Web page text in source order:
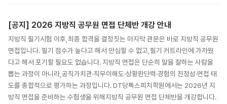
[공지] 2026 지방직 공무원 면접 단체반 개강 안내
지방직 필기시험 이후,최종 합격을 결정짓는 마지막 관문은 바로 지방직 공무원
면접입니다. 필기 점수가 높다고 해서 안심할 수 없고,필기 커트라인에 가까웠
다고 해서 포기할 필요도 없습니다. 지방직 면접은 단순히 말을 잘하는 사람을
뽑는 과정이 아니라,공직가치관·직무이해도·상황판단력·경험의 진정성·면접 태
도를 종합적으로 평가하는 과정입니다. DT당톡스피치학원에서는 2026년 지
방직 면접을 준비하는 수험생을 위해지방직 공무원 면접 단체반을 개강합니다.